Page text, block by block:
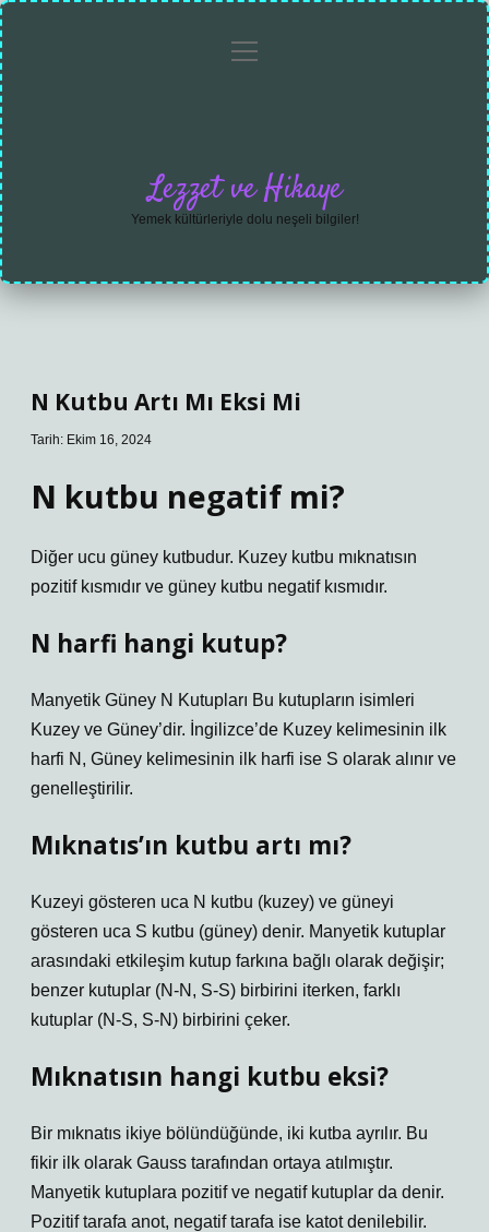
Gizlilikmenüyü
Lezzet ve Hikaye
Yemek kültürleriyle dolu neşeli bilgiler!
N Kutbu Artı Mı Eksi Mi
Tarih: Ekim 16, 2024
N kutbu negatif mi?
Diğer ucu güney kutbudur. Kuzey kutbu mıknatısın
pozitif kısmıdır ve güney kutbu negatif kısmıdır.
N harfi hangi kutup?
Manyetik Güney N Kutupları Bu kutupların isimleri
Kuzey ve Güney’dir. İngilizce’de Kuzey kelimesinin ilk
harfi N, Güney kelimesinin ilk harfi ise S olarak alınır ve
genelleştirilir.
Mıknatıs’ın kutbu artı mı?
Kuzeyi gösteren uca N kutbu (kuzey) ve güneyi
gösteren uca S kutbu (güney) denir. Manyetik kutuplar
arasındaki etkileşim kutup farkına bağlı olarak değişir;
benzer kutuplar (N-N, S-S) birbirini iterken, farklı
kutuplar (N-S, S-N) birbirini çeker.
Mıknatısın hangi kutbu eksi?
Bir mıknatıs ikiye bölündüğünde, iki kutba ayrılır. Bu
fikir ilk olarak Gauss tarafından ortaya atılmıştır.
Manyetik kutuplara pozitif ve negatif kutuplar da denir.
Pozitif tarafa anot, negatif tarafa ise katot denilebilir.